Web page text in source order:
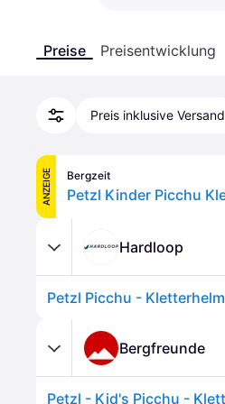
Preise Preisentwicklung
Preis inklusive Versand
ANZEIGE Bergzeit
Petzl Kinder Picchu
Hardloop
Petzl Picchu -
Bergfreunde
Petzl - Kid's Picchu -